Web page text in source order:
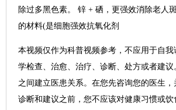
除过多黑色素。 锌 + 硒，更强效消除老人
的材料(是细胞强效抗氧化剂
本视频仅作为科普视频参考，不应用于自
学检查、治愈、治疗、诊断、处方或者建
之间建立医患关系。在您先咨询您的医生，
诊断和建议之前，您不应该对健康习惯或饮